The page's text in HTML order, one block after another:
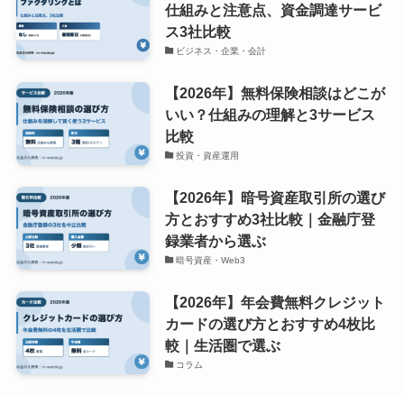
仕組みと注意点、資金調達サービ
ス3社比較
ビジネス・企業・会計
【2026年】無料保険相談はどこが
いい？仕組みの理解と3サービス
比較
投資・資産運用
【2026年】暗号資産取引所の選び
方とおすすめ3社比較｜金融庁登
録業者から選ぶ
暗号資産・Web3
【2026年】年会費無料クレジット
カードの選び方とおすすめ4枚比
較｜生活圏で選ぶ
コラム